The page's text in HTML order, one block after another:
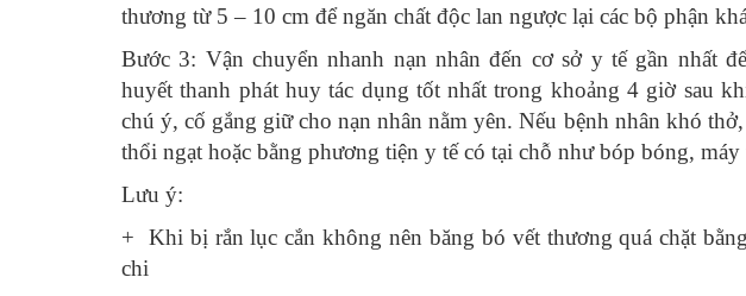
thương từ 5 – 10 cm để ngăn chất độc lan ngược lại các bộ phận
Bước 3: Vận chuyển nhanh nạn nhân đến cơ sở y tế gần nhất
huyết thanh phát huy tác dụng tốt nhất trong khoảng 4 giờ sau
chú ý, cố gắng giữ cho nạn nhân nằm yên.Nếu bệnh nhân khó
thổi ngạt hoặc bằng phương tiện y tế có tại chỗ như bóp bóng, máy
Lưu ý:
+ Khi bị rắn lục cắn không nên băng bó vết thương quá chặt
chi